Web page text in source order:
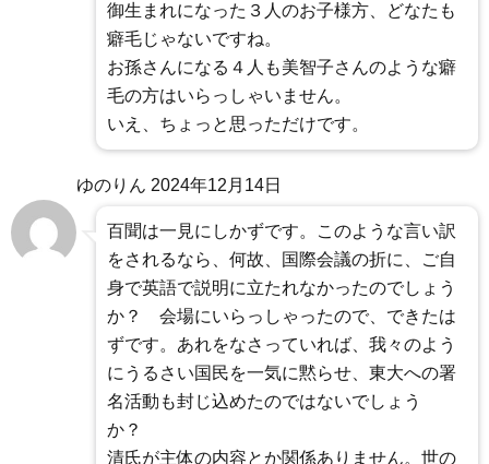
御生まれになった３人のお子様方、どなたも
癖毛じゃないですね。
お孫さんになる４人も美智子さんのような癖
毛の方はいらっしゃいません。
いえ、ちょっと思っただけです。
ゆのりん 2024年12月14日
百聞は一見にしかずです。このような言い訳
をされるなら、何故、国際会議の折に、ご自
身で英語で説明に立たれなかったのでしょう
か？ 会場にいらっしゃったので、できたは
ずです。あれをなさっていれば、我々のよう
にうるさい国民を一気に黙らせ、東大への署
名活動も封じ込めたのではないでしょう
か？
清氏が主体の内容とか関係ありません。世の